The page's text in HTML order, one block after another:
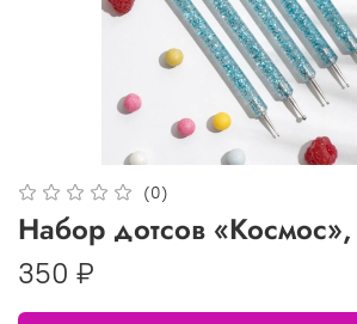
(0)
Набор дотсов
350 ₽